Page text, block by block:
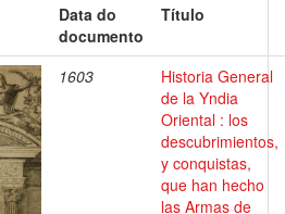
Data do
documento
Título
1603
Historia General
de la Yndia
Oriental : los
descubrimientos,
y conquistas,
que han hecho
las Armas de